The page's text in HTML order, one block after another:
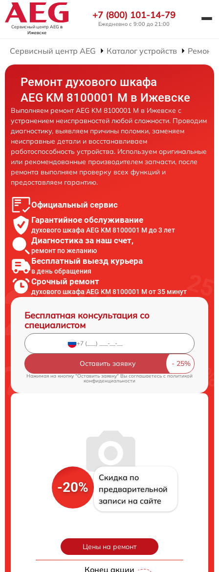
Сервисный центр AEG в
Ижевске
+7 (800) 101-14-79
Ежедневно с 9:00 до 21:00
Сервисный центр AEG Каталог устройств
Ремонт духового шкафа
AEG KM 8100001 M в Ижевске
Выполняем ремонт AEG KM 8100001 M в Ижевске с
устранением неисправностей любой сложности. Проводим
диагностику, выявляем причины поломки, заменяем
неисправные детали и восстанавливаем
работоспособность устройства. Используем оригинальные
или рекомендованные производителем запчасти, после
ремонта выполняем проверку всех функций и
предоставляем гарантию.
Официальный сервис
Гарантийное обслуживание
духового шкафа AEG KM 8100001 M до 3 лет
Диагностика за наш счет,
ремонт по желанию
Бесплатный выезд курьера
в день обращения
Срочный ремонт
духового шкафа AEG KM 8100001 M от 35 минут
Бесплатная консультация со
специалистом
Оставить заявку
Нажимая на кнопку "Оставить заявку" Вы соглашаетесь cполитикой
конфиденциальности
-20%
Скидка по
предварительной
записи на сайте
Цены на ремонт
Конец акции